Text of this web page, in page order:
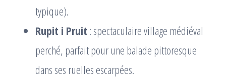
typique).
Rupit i Pruit : spectaculaire village médiéval
perché, parfait pour une balade pittoresque
dans ses ruelles escarpées.